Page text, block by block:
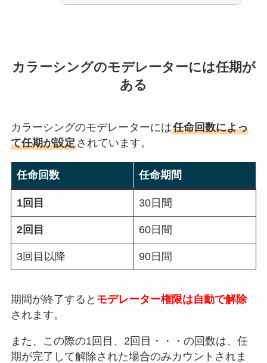
カラーシングのモデレーターには任期が
ある
カラーシングのモデレーターには任命回数によっ
て任期が設定されています。
任命回数 任命期間
1回目 30日間
2回目 60日間
3回目以降 90日間
期間が終了すると モデレーター権限は自動で解除
されます。
また、この際の1回目、2回目・・・の回数は、任
期が完了して解除された場合のみカウントされま